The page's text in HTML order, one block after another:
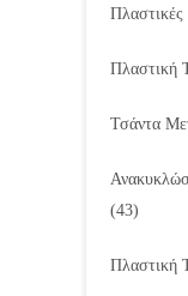
Πλαστική
Τσάντα
(43)
Πλαστική